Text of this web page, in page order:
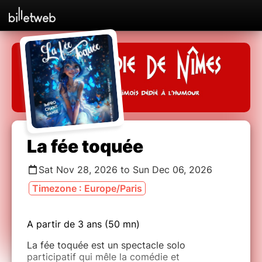
La fée toquée
Sat Nov 28, 2026 to Sun Dec 06, 2026
Timezone : Europe/Paris
A partir de 3 ans (50 mn)
La fée toquée est un spectacle solo
participatif qui mêle la comédie et